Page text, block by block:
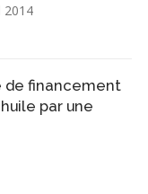
2014
de financement
par une